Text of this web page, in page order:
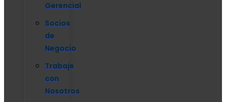
Gerencial
Socios
de
Negocio
Trabaje
con
Nosotros